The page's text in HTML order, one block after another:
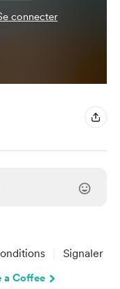
connecter
Signaler
a Coffee